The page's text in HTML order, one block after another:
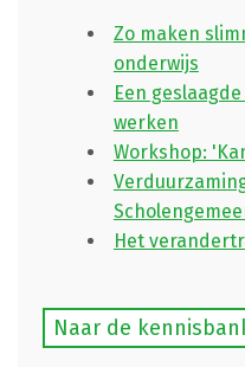
Zo maken
onderwijs
Een
werken
Workshop:
Het
Naar de